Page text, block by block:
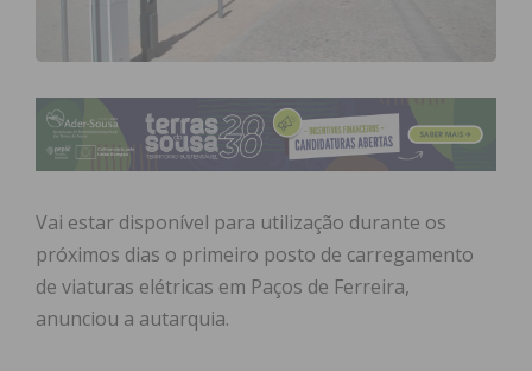
Vai estar disponível para utilização durante os
próximos dias o primeiro posto de carregamento
de viaturas elétricas em Paços de Ferreira,
anunciou a autarquia.